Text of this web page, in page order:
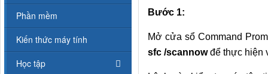
Bước 1:
Mở cửa sổ Command
sfc /scannowđể thực hiện
Phần mềm
Kiến thức máy tính
Học tập